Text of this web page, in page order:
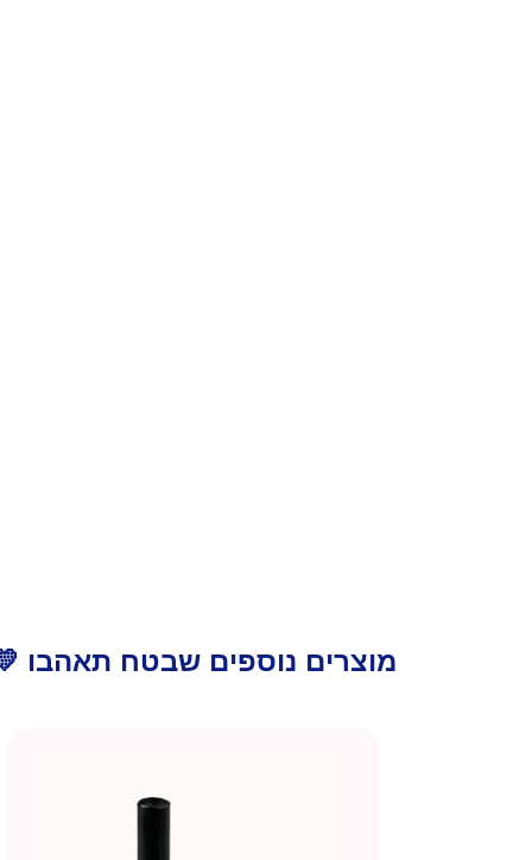
מוצרים נוספים שבטח תאהבו